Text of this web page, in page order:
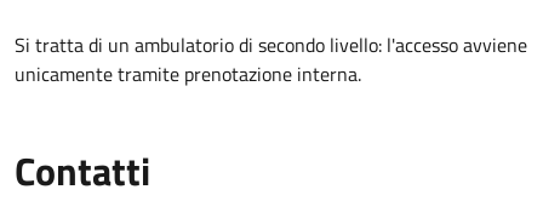
Si tratta di un ambulatorio di secondo livello: l'accesso avviene
unicamente tramite prenotazione interna.
Contatti